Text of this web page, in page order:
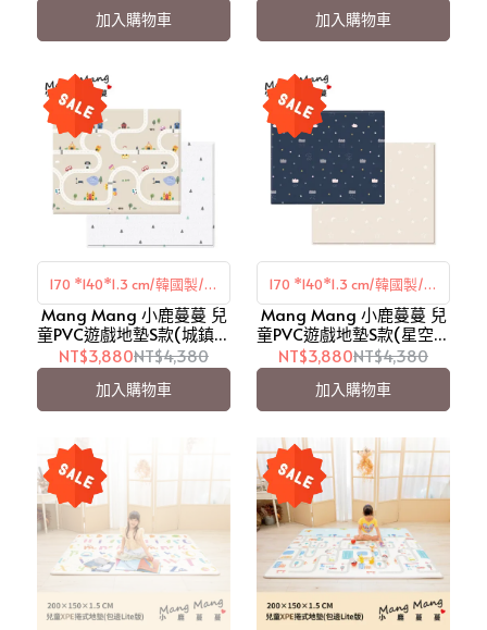
加入購物車 加入購物車
170 *140*1.3 cm/韓國製/雙
面設計
Mang Mang 小鹿蔓蔓 兒
童PVC遊戲地墊S款(城鎮街
道)【愛吾兒】
NT$3,880NT$4,380
加入購物車
170 *140*1.3 cm/韓國製/雙
面設計
Mang Mang 小鹿蔓蔓 兒
童PVC遊戲地墊S款(星空夜
色)【愛吾兒】
NT$3,880NT$4,380
加入購物車